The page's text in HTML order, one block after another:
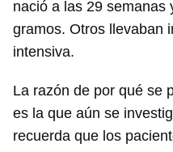
nació a las 29 semanas
gramos. Otros llevaban
intensiva.
La razón de por qué se
es la que aún se
recuerda que los